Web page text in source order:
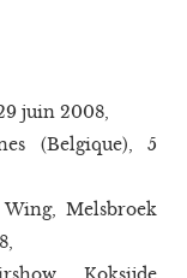
juin 2008,
(Belgique), 5
Melsbroek